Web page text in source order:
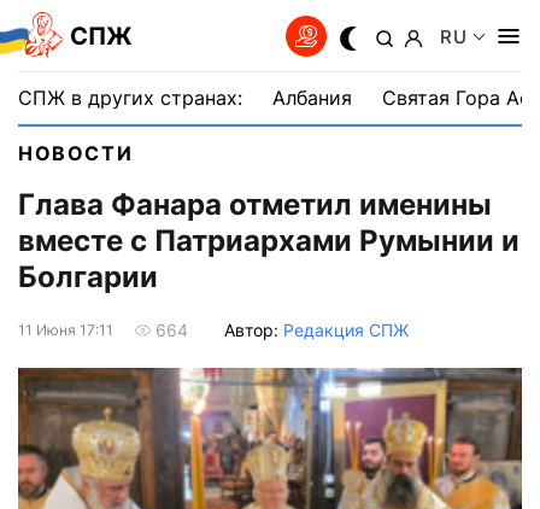
СПЖ RU
СПЖ в других странах: Албания Святая Гора
НОВОСТИ
Глава Фанара отметил именины
вместе с Патриархами Румынии и
Болгарии
11 Июня 17:11 664 Автор: Редакция СПЖ